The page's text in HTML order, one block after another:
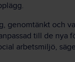
genomtänkt och
till de nya
arbetsmiljö,